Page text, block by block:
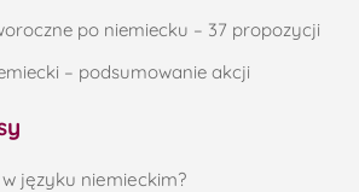
po niemiecku – 37 propozycji
– podsumowanie akcji
języku niemieckim?